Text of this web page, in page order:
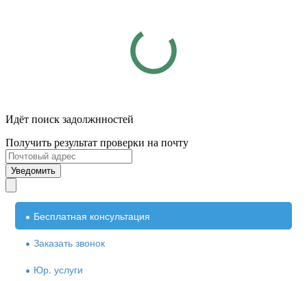
Идёт поиск задолжнностей
Получить результат проверки на почту
Уведомить